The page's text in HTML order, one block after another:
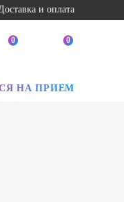
и оплата
0 0
НА ПРИЕМ